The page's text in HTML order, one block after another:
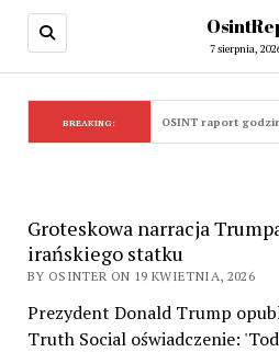
7 sierpnia,
BREAKING: OSINT raport
Groteskowa narracja
irańskiego statku
BY OSINTER ON 19 KWIETNIA, 2026
Prezydent Donald Trump
Truth Social oświadczenie: